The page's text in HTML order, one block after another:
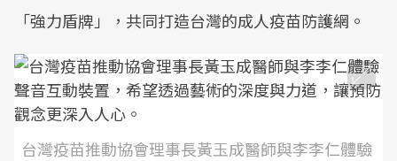
「強力盾牌」，共同打造台灣的成人疫苗防護網。
台灣疫苗推動協會理事長黃玉成醫師與李李仁體驗